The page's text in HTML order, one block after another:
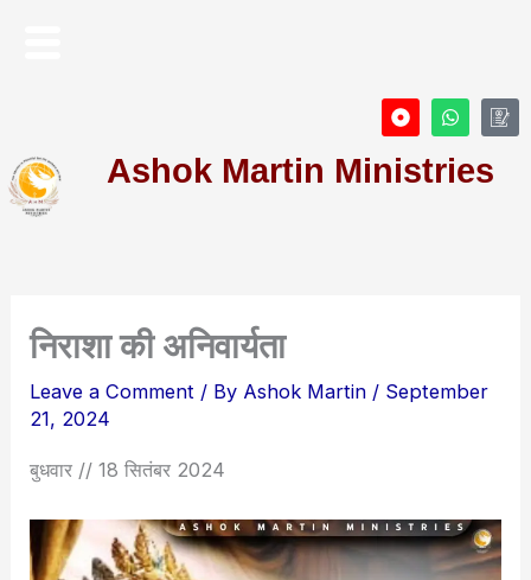
D
o
-
c
W
h
t
s
I
c
Ashok Martin Ministries
निराशा की अनिवार्यता
Leave a Comment / By Ashok Martin / September
21, 2024
बुधवार // 18 सितंबर 2024